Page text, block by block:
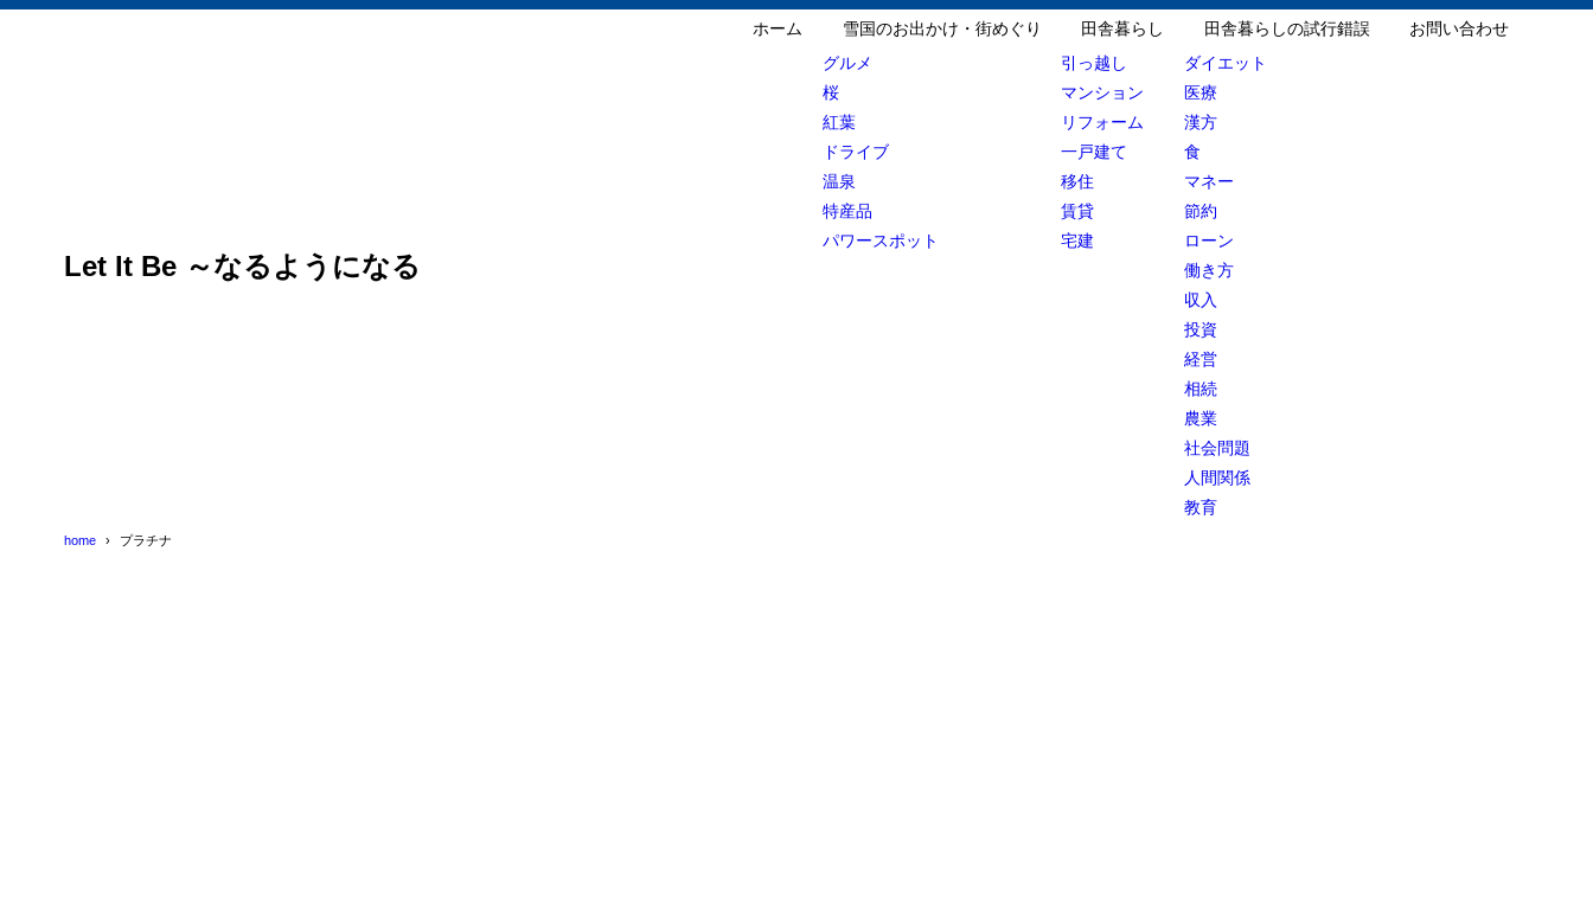
Let It Be ～なるようになる
ホーム
雪国のお出かけ・街めぐり
グルメ
桜
紅葉
ドライブ
温泉
特産品
パワースポット
田舎暮らし
引っ越し
マンション
リフォーム
一戸建て
移住
賃貸
宅建
田舎暮らしの試行錯誤
ダイエット
医療
漢方
食
マネー
節約
ローン
働き方
収入
投資
経営
相続
農業
社会問題
人間関係
教育
お問い合わせ
home プラチナ